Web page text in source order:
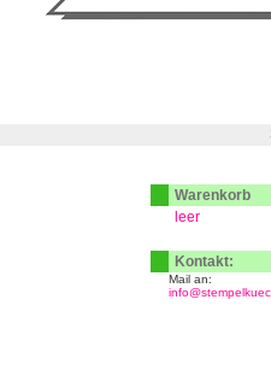
Warenkorb
leer
Kontakt:
Mail an: